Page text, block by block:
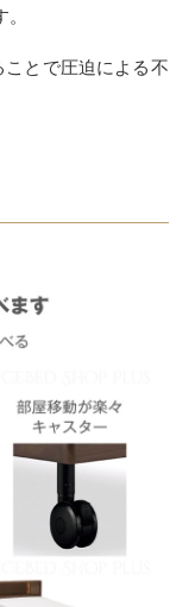
ことで圧迫による不